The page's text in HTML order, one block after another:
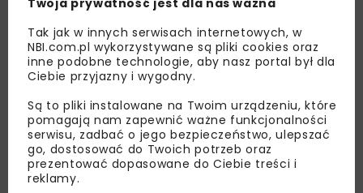
Zapisz się do newslettera aby otrzymywać od
nas najlepsze informacje branżowe,
zaproszenia na wydarzenia, atrakcyjne oferty i
dedykowane akcje specjalne.
Zapoznałam/em się zPolityką Prywatności
Regulaminemoraz wyrażam zgodę na otrzymywanie na
podany przeze mnie adres e-mail korespondencji
handlowej w postaci newslettera.
Tak jak w innych serwisach internetowych, w
NBI.com.pl wykorzystywane są pliki cookies oraz
inne podobne technologie, aby nasz portal był dla
Ciebie przyjazny i wygodny.
Są to pliki instalowane na Twoim urządzeniu, które
pomagają nam zapewnić ważne funkcjonalności
serwisu, zadbać o jego bezpieczeństwo, ulepszać
go, dostosować do Twoich potrzeb oraz
prezentować dopasowane do Ciebie treści i
reklamy.